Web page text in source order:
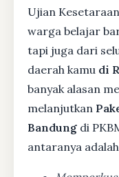
Ujian
warga belajar
tapi juga dari
daerah kamu di
banyak alasan
melanjutkan
Bandung di
antaranya